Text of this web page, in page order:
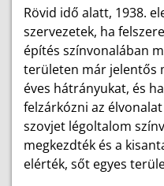
Rövid idő alatt, 1938.
szervezetek, ha
építés színvonalában
területen már jelentős
éves hátrányukat, és
felzárkózni az
szovjet légoltalom
megkezdték és a
elérték, sőt egyes